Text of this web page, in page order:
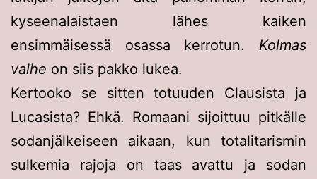
kyseenalaistaen lähes kaiken
ensimmäisessä osassa kerrotun. Kolmas
valhe on siis pakko lukea.
Kertooko se sitten totuuden Clausista ja
Lucasista? Ehkä. Romaani sijoittuu pitkälle
sodanjälkeiseen aikaan, kun totalitarismin
sulkemia rajoja on taas avattu ja sodan